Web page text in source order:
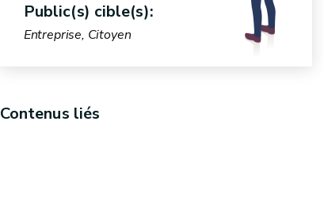
Public(s) cible(s):
Entreprise, Citoyen
Contenus liés